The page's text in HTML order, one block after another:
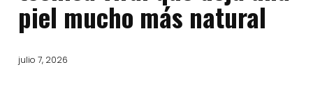
piel mucho más natural
julio 7, 2026